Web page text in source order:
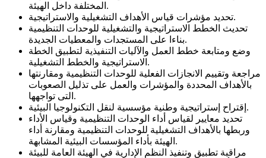
المختلفة داخل الهيئة.
تحديد مؤشرات قياس الأهداف التشغيلية والاستراتيجية.
تحديث الخطط الاستراتيجية والتشغيلية للوحدات التنظيمية
بناءا على المستجدات والمعطيات الجديدة.
وضع ومتابعة خطط العمل والآليات التنفيذية لتطبيق الخطة
الاستراتيجية والخطط التشغيلية.
مراجعة وتقييم الانجازات الفعلية للوحدات التنظيمية ومقارنتها
بالأهداف المحددة والمؤشرات والعمل على تذليل الصعوبات
التى تواجهها.
إقتراح إستراتيجية وطنية مؤسسية لنقل التكنولوجيا البيئية.
تحديد معايير لقياس أداء الوحدات التنظيمية وقياس الأداء
وربطها بالأهداف التشغيلية للوحدات التنظيمية ومقارنة أداء
الهيئة بأداء المؤسسات البيئية المشابهة.
مراقبة تطبيق وتنفيذ النظم الإدارية في الهيئة العامة للبيئة